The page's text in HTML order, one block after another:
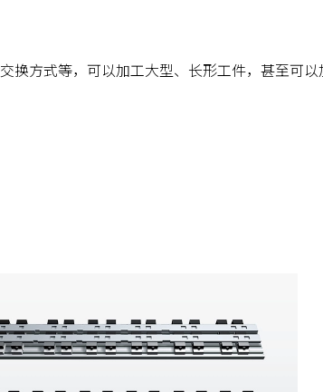
方式等，可以加工大型、长形工件，甚至可以